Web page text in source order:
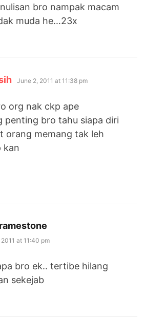
bro nampak macam
muda he…23x
says:
June 2, 2011 at 11:38 pm
org nak ckp ape
penting bro tahu siapa diri
orang memang tak leh
kan
at 11:40 pm
bro ek.. tertibe hilang
sekejab